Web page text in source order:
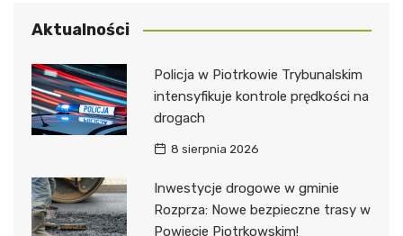
Aktualności
Policja w Piotrkowie Trybunalskim
intensyfikuje kontrole prędkości na
drogach
8 sierpnia 2026
Inwestycje drogowe w gminie
Rozprza: Nowe bezpieczne trasy w
Powiecie Piotrkowskim!